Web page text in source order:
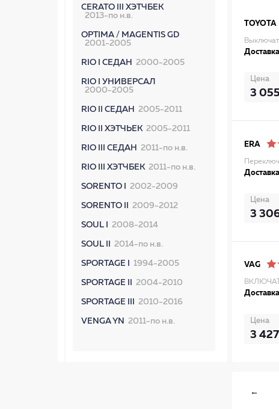
CERATO III ХЭТЧБЕК
2013-по н.в.
OPTIMA / MAGENTIS GD
2001-2005
RIO I СЕДАН 2000-2005
RIO I УНИВЕРСАЛ
2000-2005
RIO II СЕДАН 2005-2011
RIO II ХЭТЧЬЕК 2005-2011
RIO III СЕДАН 2011-по н.в.
RIO III ХЭТЧБЕК 2011-по н.в.
SORENTO I 2002-2009
SORENTO II 2009-2012
SOUL I 2008-2014
SOUL II 2014-по н.в.
SPORTAGE I 1994-2005
SPORTAGE II 2004-2010
SPORTAGE III 2010-2016
VENGA YN 2011-по н.в.
TOYOTA
Цена
3 055
ERA
Цена
3
VAG
Цена
3 427
←